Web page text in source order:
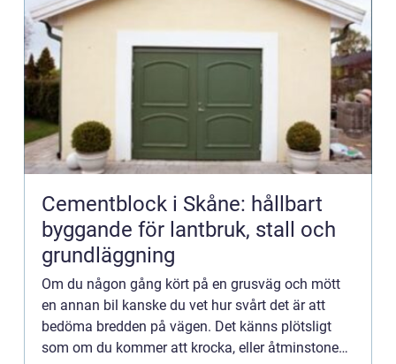
Cementblock i Skåne: hållbart
byggande för lantbruk, stall och
grundläggning
Om du någon gång kört på en grusväg och mött
en annan bil kanske du vet hur svårt det är att
bedöma bredden på vägen. Det känns plötsligt
som om du kommer att krocka, eller åtminstone